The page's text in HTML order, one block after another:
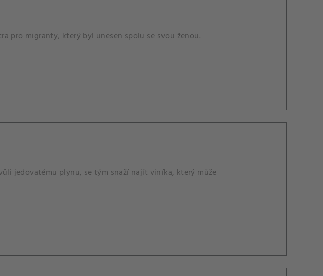
pro migranty, který byl unesen spolu se svou ženou.
jedovatému plynu, se tým snaží najít viníka, který může